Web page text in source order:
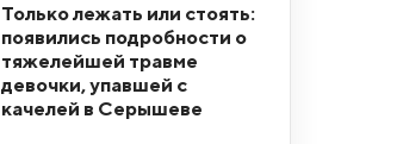
Только лежать или стоять:
появились подробности о
тяжелейшей травме
девочки, упавшей с
качелей в Серышеве